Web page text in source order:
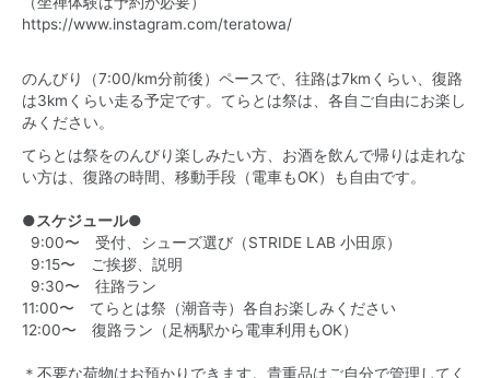
https://www.instagram.com/teratowa/
のんびり（7:00/km分前後）ペースで、往路は7kmくらい、復路
は3kmくらい走る予定です。てらとは祭は、各自ご自由にお楽し
みください。
てらとは祭をのんびり楽しみたい方、お酒を飲んで帰りは走れな
い方は、復路の時間、移動手段（電車もOK）も自由です。
●スケジュール●
9:00〜 受付、シューズ選び（STRIDE LAB 小田原）
9:15〜 ご挨拶、説明
9:30〜 往路ラン
11:00〜 てらとは祭（潮音寺）各自お楽しみください
12:00〜 復路ラン（足柄駅から電車利用もOK）
＊不要な荷物はお預かりできます。貴重品はご自分で管理してく